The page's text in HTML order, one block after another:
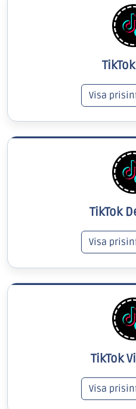
Visa
TikTok
Visa
TikTok
Visa